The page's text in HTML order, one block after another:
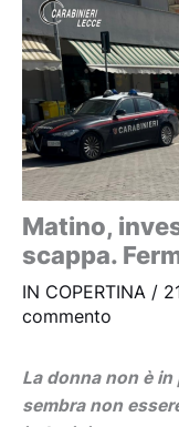
Matino,
scappa.
IN COPERTINA /
commento
La donna non è
sembra non